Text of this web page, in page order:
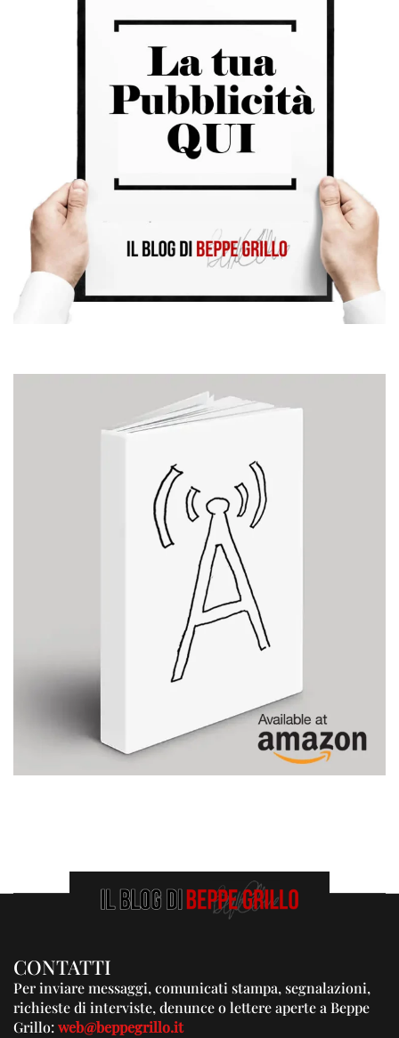
CONTATTI
Per inviare messaggi, comunicati stampa, segnalazioni,
richieste di interviste, denunce o lettere aperte a Beppe
Grillo:web@beppegrillo.it